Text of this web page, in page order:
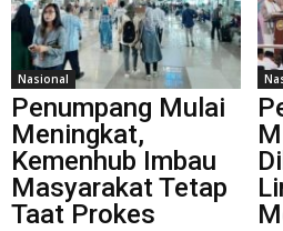
Nasional
Penumpang Mulai
Meningkat,
Kemenhub Imbau
Masyarakat Tetap
Taat Prokes